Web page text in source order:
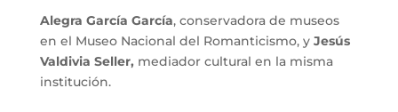
Alegra García García, conservadora de museos
en el Museo Nacional del Romanticismo, y Jesús
Valdivia Seller, mediador cultural en la misma
institución.